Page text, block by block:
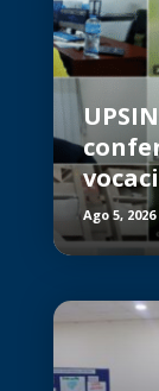
Ago 5, 2026